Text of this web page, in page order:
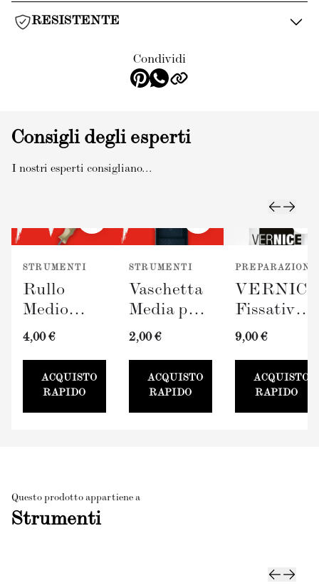
RESISTENTE
Condividi
Consigli degli esperti
I nostri esperti consigliano...
STRUMENTI
Rullo
Medio
TERRAVERDE
4,00 €
ACQUISTO
RAPIDO
STRUMENTI
Vaschetta
Media per
Pittura
100mm
2,00 €
ACQUISTO
RAPIDO
PREPARAZIONE
Fissativo
(300ml)
9,00 €
ACQUISTO
RAPIDO
Questo prodotto appartiene a
Strumenti